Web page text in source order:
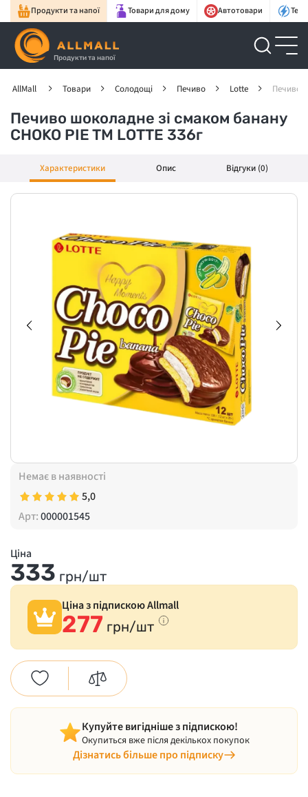
Продукти та напої Товари для дому Автотовари
Продукти та напої
AllMall Товари Солодощі Печиво Lotte Печиво
Печиво шоколадне зі смаком банану
CHOKO PIE TM LOTTE 336г
Характеристики Опис Відгуки (0)
Немає в наявності
5,0
Арт:000001545
Ціна
333 грн/шт
Ціна з підпискою Allmall
277 грн/шт
Купуйте вигідніше з підпискою!
Окупиться вже після декількох покупок
Дізнатись більше про підписку